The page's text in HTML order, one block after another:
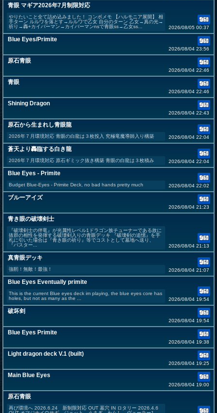
青眼 マギア2026年7月制限対応
やりたいこと全て詰め込みました！ コンボメモ 【ハルモニア展開】 相
手ターン ルルワを落とす→ルルワで乙女 自分のターン 乙女→真の光→
祈り→轟+カイバーマン→カイバーマンnsで青眼ss→乙女ss...
2026/08/05 00:37
Blue Eyes/Primite
2026/08/04 23:56
原石青眼
2026/08/04 22:46
青眼
2026/08/04 22:46
Shining Dragon
2026/08/04 22:43
原石から生まれし青眼龍
2026年７月環境対応 青眼の白龍は３枚投入 究極竜魔導師入り構築 2026/08/04 22:04
蒼天より轟臨する白き龍
2026年７月環境対応 原石ギミック抜き構築 青眼の白龍は３枚積み 2026/08/04 22:04
Blue Eyes - Primite
Budget Blue-Eyes - Primite Deck, no bad hands pretty much 2026/08/04 22:02
ブルーアイズ
2026/08/04 21:23
青き眼の破壊剣士
『破壊剣士の伴竜』が光属性レベル1ドラゴン族チューナーである故に
抜群の相性を発揮する破壊剣入りの青眼デッキ 『破壊剣の追憶』を手
札に引いた場合は『青き眼の祈り』等でコストとして墓地へ送り、
『バスター...
2026/08/04 21:13
真青眼デッキ
強靭！無敵！最強！ 2026/08/04 21:07
Blue Eyes Eventually primite
This is the current Blue eyes deck im playing, the blue eyes core has
holes, but not as many as the ...
2026/08/04 19:54
破坏剑
2026/08/04 19:54
Blue Eyes Primite
2026/08/04 19:38
Light dragon deck V.1 (built)
2026/08/04 19:25
Main Blue Eyes
2026/08/04 19:00
原石青眼
再び環境へ 2026.6.24 新制限対応 OUT 墓穴 IN ロタリー 2026.4.6